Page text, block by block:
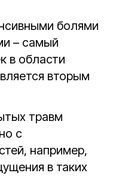
болями
– самый
в области
вторым
травм
с
например,
в таких